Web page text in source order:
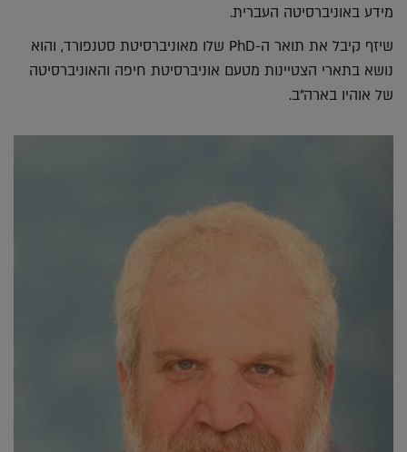
מידע באוניברסיטה העברית.
שיזף קיבל את תואר ה-PhD שלו מאוניברסיטת סטנפורד, והוא
נושא בתארי הצטיינות מטעם אוניברסיטת חיפה והאוניברסיטה
של אוהיו בארה"ב.